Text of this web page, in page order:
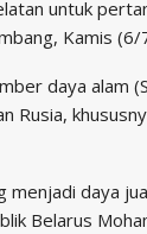
untuk
Kamis (6/
daya alam
Rusia,
daya
Belarus